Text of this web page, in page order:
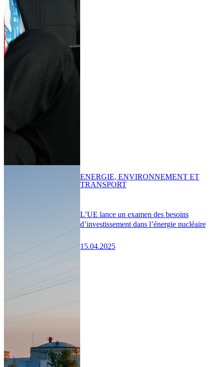
L’UE lance un examen des besoins
d’investissement dans l’énergie nucléaire
15.04.2025
ENERGIE, ENVIRONNEMENT ET
TRANSPORT